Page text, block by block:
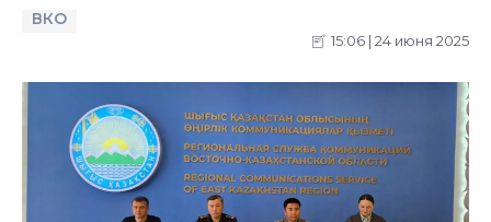
ВКО
15:06 | 24 июня 2025